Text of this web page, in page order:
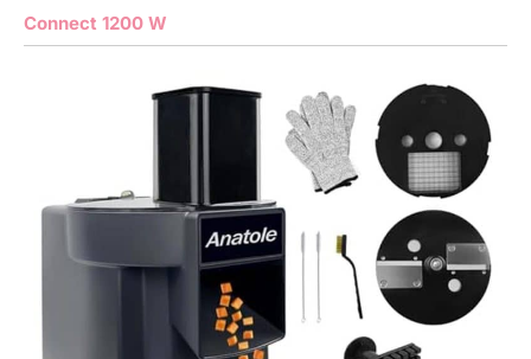
Connect 1200 W